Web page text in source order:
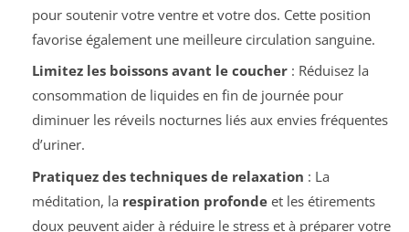
pour soutenir votre ventre et votre dos. Cette position
favorise également une meilleure circulation sanguine.
Limitez les boissons avant le coucher: Réduisez la
consommation de liquides en fin de journée pour
diminuer les réveils nocturnes liés aux envies fréquentes
d’uriner.
Pratiquez des techniques de relaxation : La
méditation, la respiration profondeet les étirements
doux peuvent aider à réduire le stress et à préparer votre